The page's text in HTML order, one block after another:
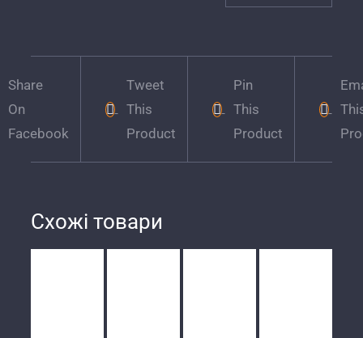
Share
On
Facebook
Tweet
This
Product
Pin
This
Product
Схожі товари